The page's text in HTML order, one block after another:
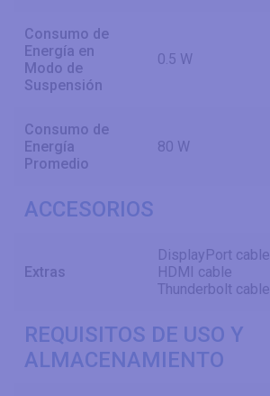
Consumo de
Energía en
Modo de
Suspensión
0.5 W
Consumo de
Energía
Promedio
80 W
ACCESORIOS
Extras
DisplayPort cable
HDMI cable
Thunderbolt cable
REQUISITOS DE USO Y
ALMACENAMIENTO